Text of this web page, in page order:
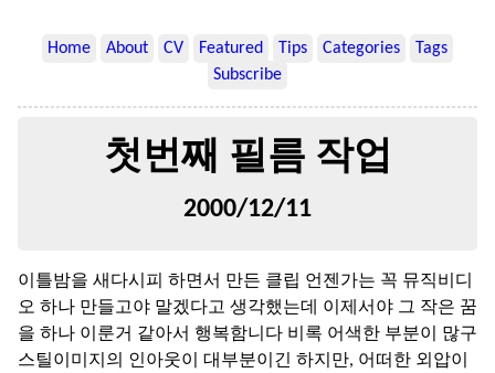
Home About CV Featured Tips Categories
Tags
Subscribe
첫번째 필름 작업
2000/12/11
이틀밤을 새다시피 하면서 만든 클립 언젠가는 꼭 뮤직비디
오 하나 만들고야 말겠다고 생각했는데 이제서야 그 작은 꿈
을 하나 이룬거 같아서 행복함니다 비록 어색한 부분이 많구
스틸이미지의 인아웃이 대부분이긴 하지만, 어떠한 외압이